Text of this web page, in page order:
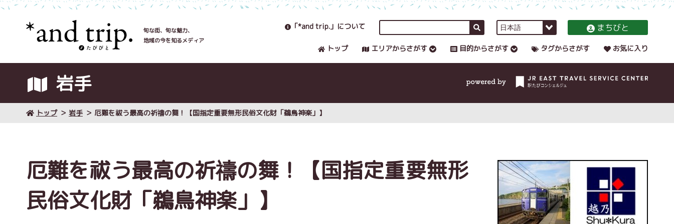
旬な街、旬な魅力、
地域の今を知るメディア
「*and trip.」について まちびと
トップ エリアからさがす 目的からさがす タグからさがす お気に入り
岩手
トップ 岩手 厄難を祓う最高の祈禱の舞！【国指定重要無形民俗文化財「鵜鳥神楽」】
厄難を祓う最高の祈禱の舞！【国指定重要無形
民俗文化財「鵜鳥神楽」】